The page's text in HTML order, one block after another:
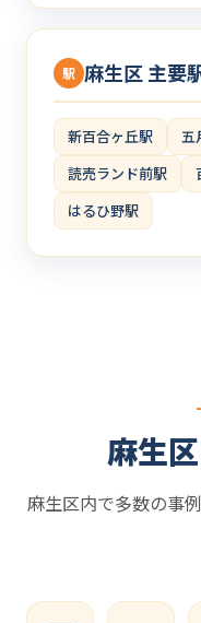
駅 麻生区 主要
新百合ヶ丘駅 五
読売ランド前駅
はるひ野駅
麻生
麻生区内で多数の事